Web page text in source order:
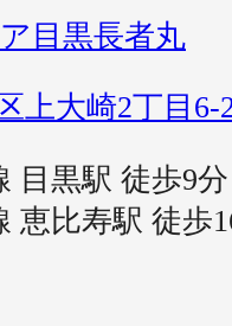
目黒長者丸
上大崎2丁目6-
目黒駅 徒歩9分
恵比寿駅 徒歩